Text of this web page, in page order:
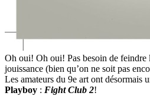
Oh oui! Oh oui! Pas besoin de feindre
jouissance (bien qu’on ne soit pas
Les amateurs du 9e art ont désormais
Playboy : Fight Club 2!